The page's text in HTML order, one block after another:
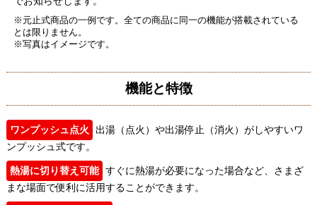
※元止式商品の一例です。全ての商品に同一の機能が搭載されている
とは限りません。
※写真はイメージです。
機能と特徴
ワンプッシュ点火
出湯（点火）や出湯停止（消火）がしやすいワ
ンプッシュ式です。
熱湯に切り替え可能 すぐに熱湯が必要になった場合など、さまざ
まな場面で便利に活用することができます。